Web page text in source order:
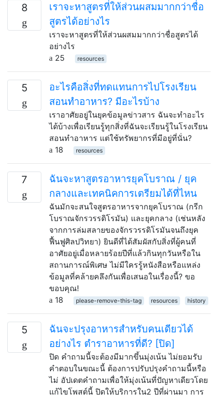
8
เราจะหาสูตรที่ให้ส่วนผสมมากกว่าชื่อ
สูตรได้อย่างไร
เราจะหาสูตรที่ให้ส่วนผสมมากกว่าชื่อสูตรได้
อย่างไร
25
resources
5
อะไรคือสิ่งที่ทดแทนการไปโรงเรียน
สอนทำอาหาร? มีอะไรบ้าง
เราอาศัยอยู่ในยุคข้อมูลข่าวสาร ฉันจะทำอะไร
ได้บ้างเพื่อเรียนรู้ทุกสิ่งที่ฉันจะเรียนรู้ในโรงเรียน
สอนทำอาหาร แต่ใช้ทรัพยากรที่มีอยู่ที่นั่น?
18
resources
7
ฉันจะหาสูตรอาหารยุคโบราณ / ยุค
กลางและเทคนิคการเตรียมได้ที่ไหน
ฉันมักจะสนใจสูตรอาหารจากยุคโบราณ (กรีก
โบราณจักรวรรดิโรมัน) และยุคกลาง (เช่นหลัง
จากการล่มสลายของจักรวรรดิโรมันจนถึงยุค
ฟื้นฟูศิลปวิทยา) ยินดีที่ได้สัมผัสกับสิ่งที่ผู้คนที่
อาศัยอยู่เมื่อหลายร้อยปีที่แล้วกินทุกวันหรือใน
สถานการณ์พิเศษ ไม่มีใครรู้หนังสือหรือแหล่ง
ข้อมูลที่คล้ายคลึงกันเพื่อเสนอในเรื่องนี้? ขอ
ขอบคุณ!
18
please-remove-this-tag resources history
5
ฉันจะปรุงอาหารสำหรับคนเดียวได้
อย่างไร ตำราอาหารที่ดี? [ปิด]
ปิด คำถามนี้จะต้องมีมากขึ้นมุ่งเน้น ไม่ยอมรับ
คำตอบในขณะนี้ ต้องการปรับปรุงคำถามนี้หรือ
ไม่ อัปเดตคำถามเพื่อให้มุ่งเน้นที่ปัญหาเดียวโดย
แก้ไขโพสต์นี้ ปิดให้บริการใน2 ปีที่ผ่านมา การ